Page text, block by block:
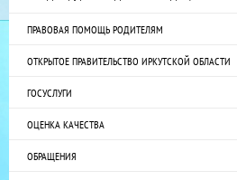
ПРАВОВАЯ ПОМОЩЬ РОДИТЕЛЯМ
ОТКРЫТОЕ ПРАВИТЕЛЬСТВО ИРКУТСКОЙ ОБЛАСТИ
ГОСУСЛУГИ
ОЦЕНКА КАЧЕСТВА
ОБРАЩЕНИЯ